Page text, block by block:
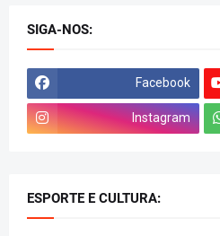
SIGA-NOS:
Facebook
Instagram
ESPORTE E CULTURA: